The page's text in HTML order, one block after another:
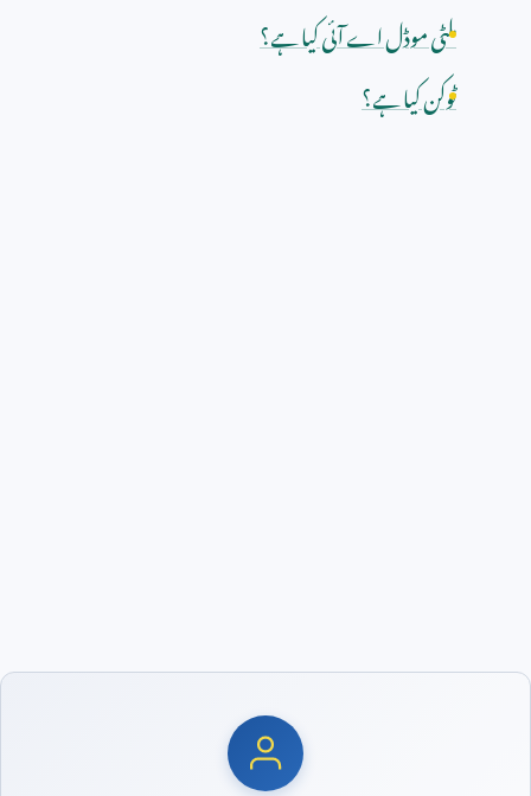
ملٹی موڈل اے آئی کیا ہے؟
ٹوکن کیا ہے؟